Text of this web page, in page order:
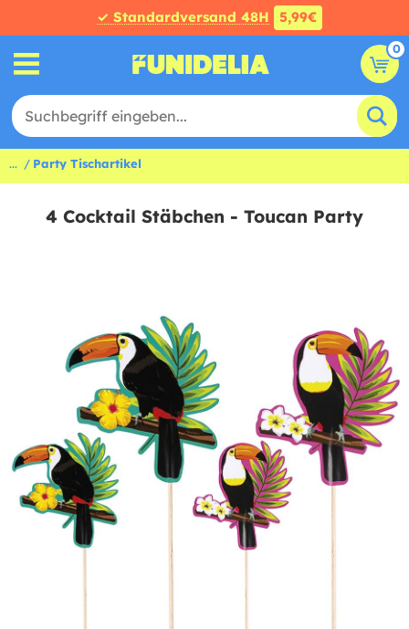
✓ Standardversand 48H 5,99€
0
... Party Tischartikel
4 Cocktail Stäbchen - Toucan Party